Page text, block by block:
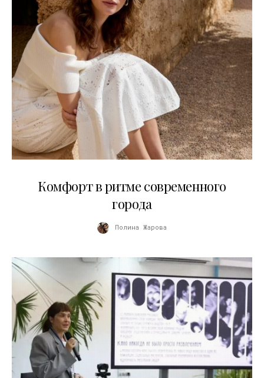
Комфорт в ритме современного
города
Полина Жарова